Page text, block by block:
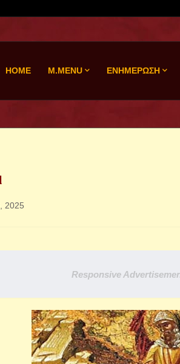
HOME M.MENU ΕΝΗΜΕΡΩΣΗ
2025
Responsive